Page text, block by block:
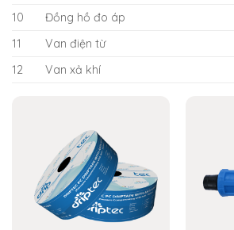
10
Đồng hồ đo áp
11
Van điện từ
12
Van xả khí